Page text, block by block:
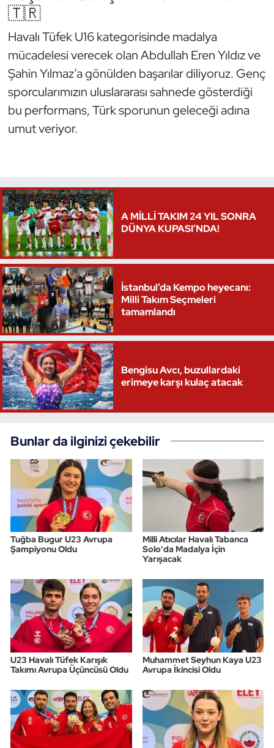
🇹🇷
Havalı Tüfek U16 kategorisinde madalya
mücadelesi verecek olan Abdullah Eren Yıldız ve
Şahin Yılmaz’a gönülden başarılar diliyoruz. Genç
sporcularımızın uluslararası sahnede gösterdiği
bu performans, Türk sporunun geleceği adına
umut veriyor.
A MİLLİ TAKIM 24 YIL SONRA
DÜNYA KUPASI’NDA!
İstanbul’da Kempo heyecanı:
Milli Takım Seçmeleri
tamamlandı
Bengisu Avcı, buzullardaki
erimeye karşı kulaç atacak
Bunlar da ilginizi çekebilir
Tuğba Bugur U23 Avrupa
Şampiyonu Oldu
Milli Atıcılar Havalı Tabanca
Solo'da Madalya İçin
Yarışacak
U23 Havalı Tüfek Karışık
Takımı Avrupa Üçüncüsü Oldu
Muhammet Seyhun Kaya U23
Avrupa İkincisi Oldu